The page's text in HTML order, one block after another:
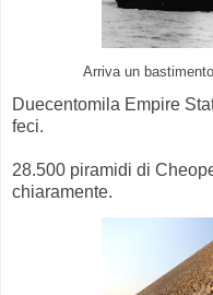
Arriva un
Duecentomila Empire
feci.
28.500 piramidi di
chiaramente.